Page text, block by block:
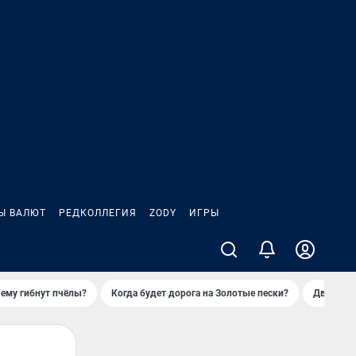
ВАЛЮТ РЕДКОЛЛЕГИЯ ZODY ИГРЫ
гибнут пчёлы? Когда будет дорога на Золотые пески? Двое